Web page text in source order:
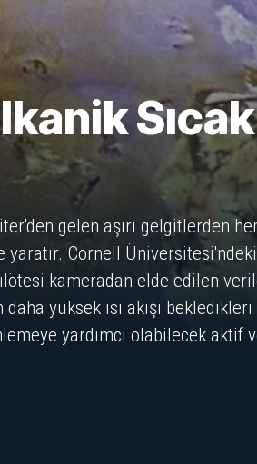
gelen aşırı gelgitlerden
Cornell Üniversitesi'ndeki
kameradan elde edilen
yüksek ısı akışı bekledikleri
yardımcı olabilecek